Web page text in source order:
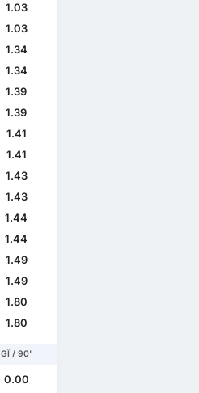
1.03
1.03
1.34
1.34
1.39
1.39
1.41
1.41
1.43
1.43
1.44
1.44
1.49
1.49
1.80
1.80
GÎ / 90'
0.00